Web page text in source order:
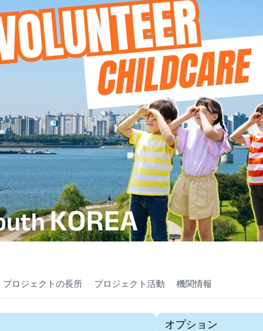
プロジェクトの長所 · プロジェクト活動 · 機関情報
オプション